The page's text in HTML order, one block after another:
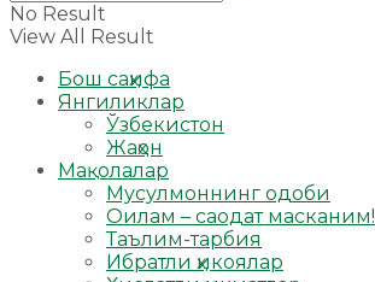
No Result
View All Result
Бош саҳифа
Янгиликлар
Ўзбекистон
Жаҳон
Мақолалар
Мусулмоннинг одоби
Оилам – саодат масканим!
Таълим-тарбия
Ибратли ҳикоялар